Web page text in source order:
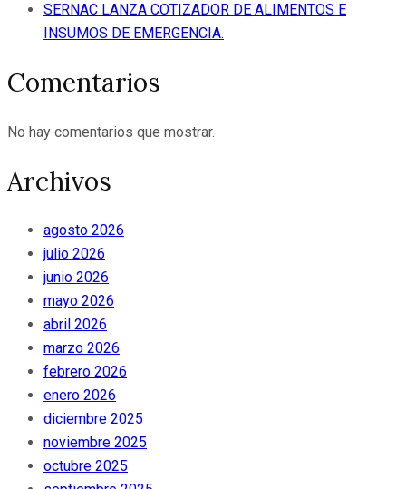
SERNAC LANZA COTIZADOR DE ALIMENTOS E
INSUMOS DE EMERGENCIA.
Comentarios
No hay comentarios que mostrar.
Archivos
agosto 2026
julio 2026
junio 2026
mayo 2026
abril 2026
marzo 2026
febrero 2026
enero 2026
diciembre 2025
noviembre 2025
octubre 2025